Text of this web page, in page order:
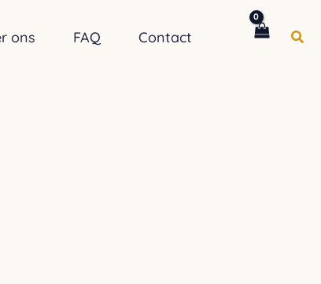
ons FAQ Contact